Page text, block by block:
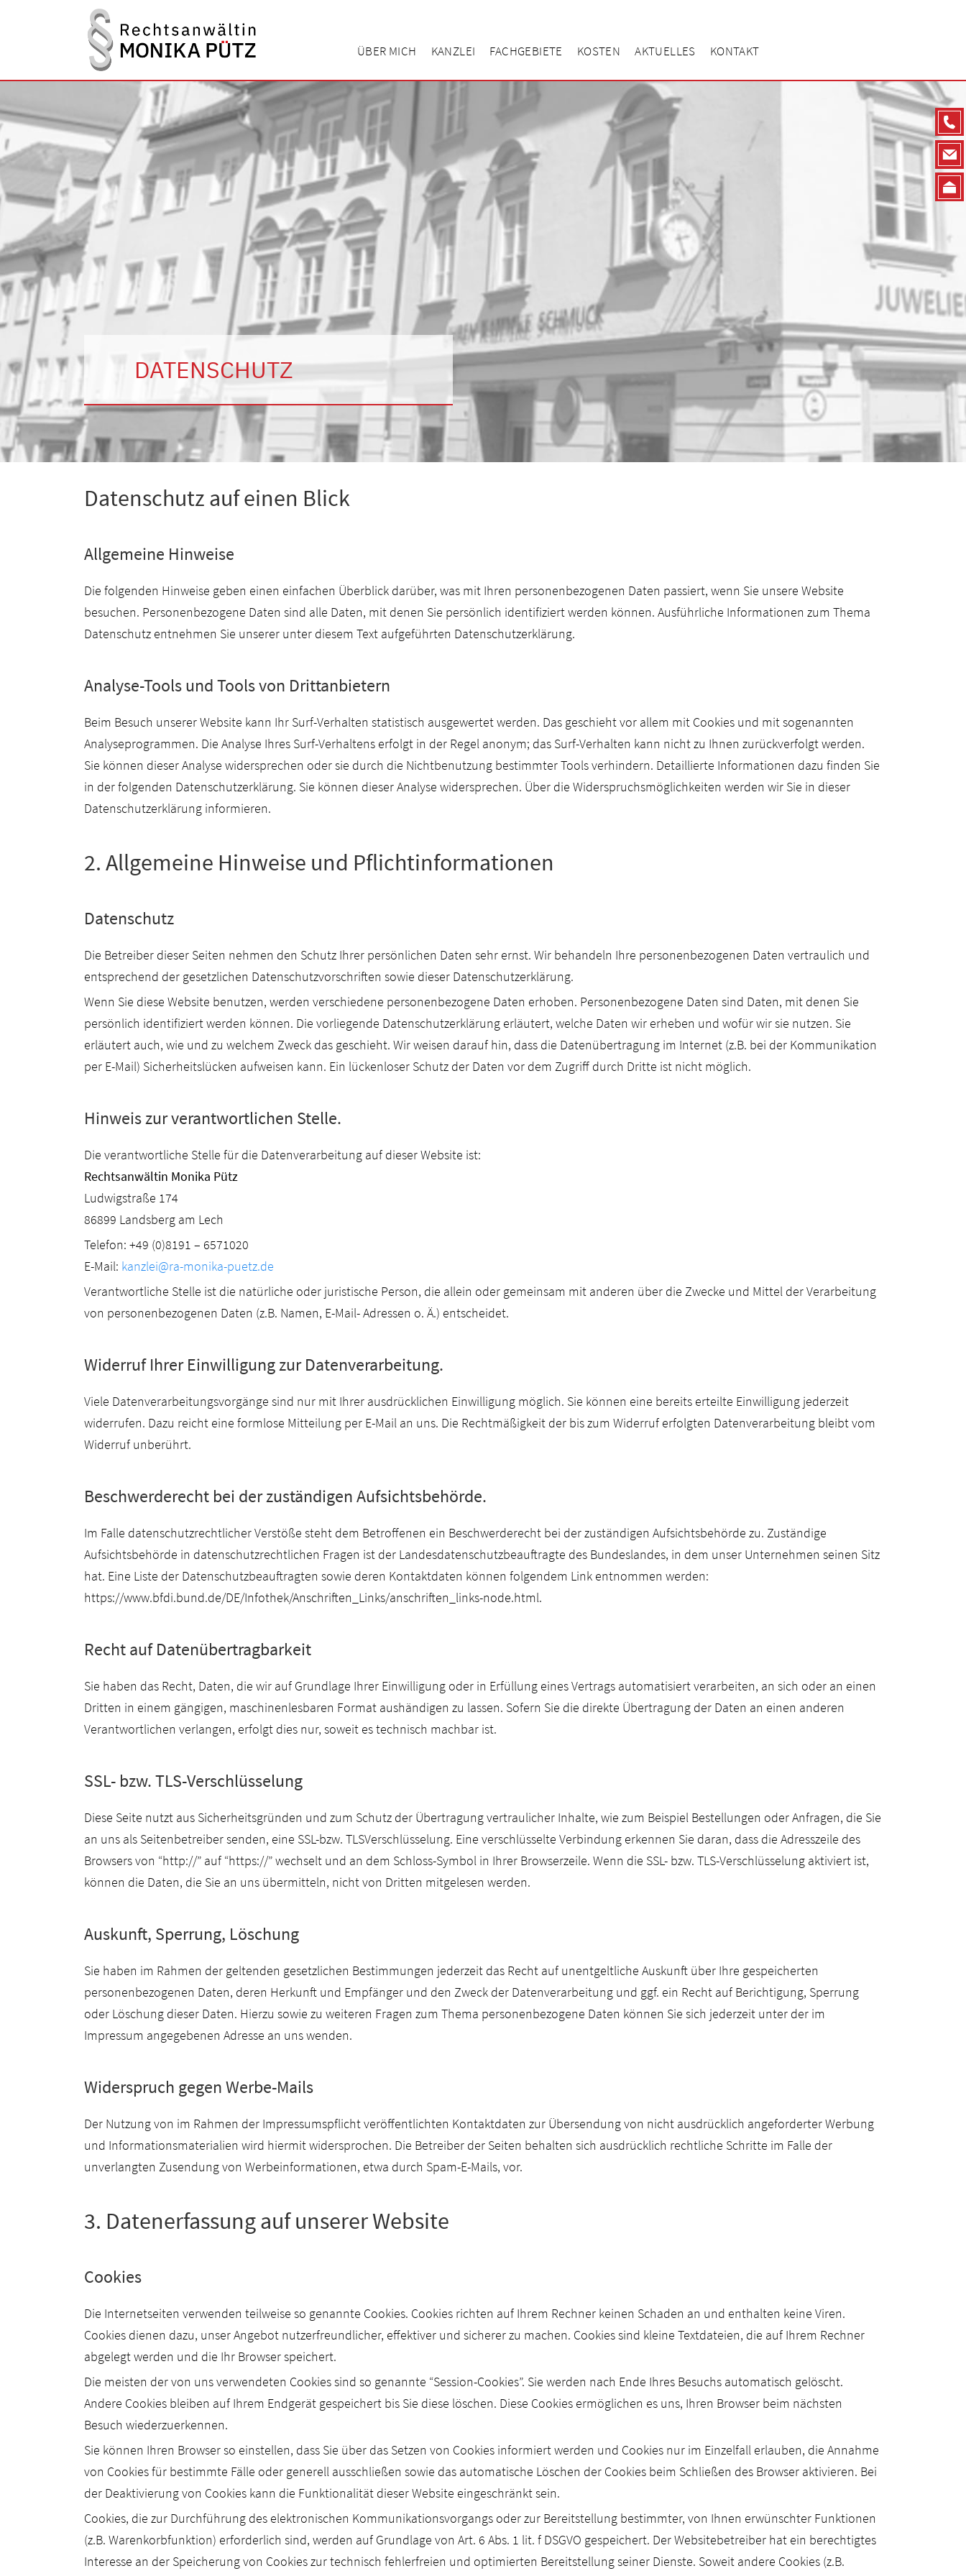
ÜBER MICH KANZLEI FACHGEBIETE KOSTEN AKTUELLES KONTAKT
DATENSCHUTZ
Datenschutz auf einen Blick
Allgemeine Hinweise
Die folgenden Hinweise geben einen einfachen Überblick darüber, was mit Ihren personenbezogenen Daten passiert, wenn Sie unsere Website
besuchen. Personenbezogene Daten sind alle Daten, mit denen Sie persönlich identifiziert werden können. Ausführliche Informationen zum Thema
Datenschutz entnehmen Sie unserer unter diesem Text aufgeführten Datenschutzerklärung.
Analyse-Tools und Tools von Drittanbietern
Beim Besuch unserer Website kann Ihr Surf-Verhalten statistisch ausgewertet werden. Das geschieht vor allem mit Cookies und mit sogenannten
Analyseprogrammen. Die Analyse Ihres Surf-Verhaltens erfolgt in der Regel anonym; das Surf-Verhalten kann nicht zu Ihnen zurückverfolgt werden.
Sie können dieser Analyse widersprechen oder sie durch die Nichtbenutzung bestimmter Tools verhindern. Detaillierte Informationen dazu finden Sie
in der folgenden Datenschutzerklärung. Sie können dieser Analyse widersprechen. Über die Widerspruchsmöglichkeiten werden wir Sie in dieser
Datenschutzerklärung informieren.
2. Allgemeine Hinweise und Pflichtinformationen
Datenschutz
Die Betreiber dieser Seiten nehmen den Schutz Ihrer persönlichen Daten sehr ernst. Wir behandeln Ihre personenbezogenen Daten vertraulich und
entsprechend der gesetzlichen Datenschutzvorschriften sowie dieser Datenschutzerklärung.
Wenn Sie diese Website benutzen, werden verschiedene personenbezogene Daten erhoben. Personenbezogene Daten sind Daten, mit denen Sie
persönlich identifiziert werden können. Die vorliegende Datenschutzerklärung erläutert, welche Daten wir erheben und wofür wir sie nutzen. Sie
erläutert auch, wie und zu welchem Zweck das geschieht. Wir weisen darauf hin, dass die Datenübertragung im Internet (z.B. bei der Kommunikation
per E-Mail) Sicherheitslücken aufweisen kann. Ein lückenloser Schutz der Daten vor dem Zugriff durch Dritte ist nicht möglich.
Hinweis zur verantwortlichen Stelle.
Die verantwortliche Stelle für die Datenverarbeitung auf dieser Website ist:
Rechtsanwältin Monika Pütz
Ludwigstraße 174
86899 Landsberg am Lech
Telefon: +49 (0)8191 – 6571020
E-Mail: kanzlei@ra-monika-puetz.de
Verantwortliche Stelle ist die natürliche oder juristische Person, die allein oder gemeinsam mit anderen über die Zwecke und Mittel der Verarbeitung
von personenbezogenen Daten (z.B. Namen, E-Mail- Adressen o. Ä.) entscheidet.
Widerruf Ihrer Einwilligung zur Datenverarbeitung.
Viele Datenverarbeitungsvorgänge sind nur mit Ihrer ausdrücklichen Einwilligung möglich. Sie können eine bereits erteilte Einwilligung jederzeit
widerrufen. Dazu reicht eine formlose Mitteilung per E-Mail an uns. Die Rechtmäßigkeit der bis zum Widerruf erfolgten Datenverarbeitung bleibt vom
Widerruf unberührt.
Beschwerderecht bei der zuständigen Aufsichtsbehörde.
Im Falle datenschutzrechtlicher Verstöße steht dem Betroffenen ein Beschwerderecht bei der zuständigen Aufsichtsbehörde zu. Zuständige
Aufsichtsbehörde in datenschutzrechtlichen Fragen ist der Landesdatenschutzbeauftragte des Bundeslandes, in dem unser Unternehmen seinen Sitz
hat. Eine Liste der Datenschutzbeauftragten sowie deren Kontaktdaten können folgendem Link entnommen werden:
https://www.bfdi.bund.de/DE/Infothek/Anschriften_Links/anschriften_links-node.html.
Recht auf Datenübertragbarkeit
Sie haben das Recht, Daten, die wir auf Grundlage Ihrer Einwilligung oder in Erfüllung eines Vertrags automatisiert verarbeiten, an sich oder an einen
Dritten in einem gängigen, maschinenlesbaren Format aushändigen zu lassen. Sofern Sie die direkte Übertragung der Daten an einen anderen
Verantwortlichen verlangen, erfolgt dies nur, soweit es technisch machbar ist.
SSL- bzw. TLS-Verschlüsselung
Diese Seite nutzt aus Sicherheitsgründen und zum Schutz der Übertragung vertraulicher Inhalte, wie zum Beispiel Bestellungen oder Anfragen, die Sie
an uns als Seitenbetreiber senden, eine SSL-bzw. TLSVerschlüsselung. Eine verschlüsselte Verbindung erkennen Sie daran, dass die Adresszeile des
Browsers von “http://” auf “https://” wechselt und an dem Schloss-Symbol in Ihrer Browserzeile. Wenn die SSL- bzw. TLS-Verschlüsselung aktiviert ist,
können die Daten, die Sie an uns übermitteln, nicht von Dritten mitgelesen werden.
Auskunft, Sperrung, Löschung
Sie haben im Rahmen der geltenden gesetzlichen Bestimmungen jederzeit das Recht auf unentgeltliche Auskunft über Ihre gespeicherten
personenbezogenen Daten, deren Herkunft und Empfänger und den Zweck der Datenverarbeitung und ggf. ein Recht auf Berichtigung, Sperrung
oder Löschung dieser Daten. Hierzu sowie zu weiteren Fragen zum Thema personenbezogene Daten können Sie sich jederzeit unter der im
Impressum angegebenen Adresse an uns wenden.
Widerspruch gegen Werbe-Mails
Der Nutzung von im Rahmen der Impressumspflicht veröffentlichten Kontaktdaten zur Übersendung von nicht ausdrücklich angeforderter Werbung
und Informationsmaterialien wird hiermit widersprochen. Die Betreiber der Seiten behalten sich ausdrücklich rechtliche Schritte im Falle der
unverlangten Zusendung von Werbeinformationen, etwa durch Spam-E-Mails, vor.
3. Datenerfassung auf unserer Website
Cookies
Die Internetseiten verwenden teilweise so genannte Cookies. Cookies richten auf Ihrem Rechner keinen Schaden an und enthalten keine Viren.
Cookies dienen dazu, unser Angebot nutzerfreundlicher, effektiver und sicherer zu machen. Cookies sind kleine Textdateien, die auf Ihrem Rechner
abgelegt werden und die Ihr Browser speichert.
Die meisten der von uns verwendeten Cookies sind so genannte “Session-Cookies”. Sie werden nach Ende Ihres Besuchs automatisch gelöscht.
Andere Cookies bleiben auf Ihrem Endgerät gespeichert bis Sie diese löschen. Diese Cookies ermöglichen es uns, Ihren Browser beim nächsten
Besuch wiederzuerkennen.
Sie können Ihren Browser so einstellen, dass Sie über das Setzen von Cookies informiert werden und Cookies nur im Einzelfall erlauben, die Annahme
von Cookies für bestimmte Fälle oder generell ausschließen sowie das automatische Löschen der Cookies beim Schließen des Browser aktivieren. Bei
der Deaktivierung von Cookies kann die Funktionalität dieser Website eingeschränkt sein.
Cookies, die zur Durchführung des elektronischen Kommunikationsvorgangs oder zur Bereitstellung bestimmter, von Ihnen erwünschter Funktionen
(z.B. Warenkorbfunktion) erforderlich sind, werden auf Grundlage von Art. 6 Abs. 1 lit. f DSGVO gespeichert. Der Websitebetreiber hat ein berechtigtes
Interesse an der Speicherung von Cookies zur technisch fehlerfreien und optimierten Bereitstellung seiner Dienste. Soweit andere Cookies (z.B.